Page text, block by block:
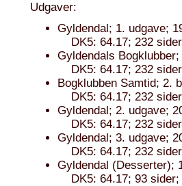
Udgaver:
Gyldendal; 1. udgave;
DK5: 64.17; 232
Gyldendals
DK5: 64.17; 232
Bogklubben Samtid; 2.
DK5: 64.17; 232
Gyldendal; 2. udgave;
DK5: 64.17; 232
Gyldendal; 3. udgave;
DK5: 64.17; 232
Gyldendal (Desserter);
DK5: 64.17; 93